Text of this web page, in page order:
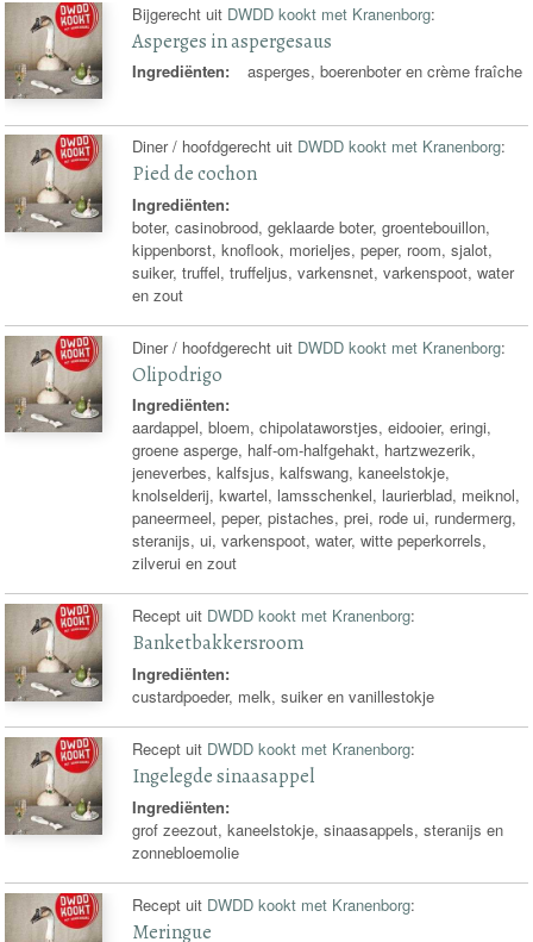
Bijgerecht uit DWDD kookt met Kranenborg:
Asperges in aspergesaus
Ingrediënten: asperges, boerenboter en crème fraîche
Diner / hoofdgerecht uit DWDD kookt met Kranenborg:
Pied de cochon
Ingrediënten:
boter, casinobrood, geklaarde boter, groentebouillon,
kippenborst, knoflook, morieljes, peper, room, sjalot,
suiker, truffel, truffeljus, varkensnet, varkenspoot, water
en zout
Diner / hoofdgerecht uit DWDD kookt met Kranenborg:
Olipodrigo
Ingrediënten:
aardappel, bloem, chipolataworstjes, eidooier, eringi,
groene asperge, half-om-halfgehakt, hartzwezerik,
jeneverbes, kalfsjus, kalfswang, kaneelstokje,
knolselderij, kwartel, lamsschenkel, laurierblad, meiknol,
paneermeel, peper, pistaches, prei, rode ui, rundermerg,
steranijs, ui, varkenspoot, water, witte peperkorrels,
zilverui en zout
Recept uit DWDD kookt met Kranenborg:
Banketbakkersroom
Ingrediënten:
custardpoeder, melk, suiker en vanillestokje
Recept uit DWDD kookt met Kranenborg:
Ingelegde sinaasappel
Ingrediënten:
grof zeezout, kaneelstokje, sinaasappels, steranijs en
zonnebloemolie
Recept uit DWDD kookt met Kranenborg:
Meringue